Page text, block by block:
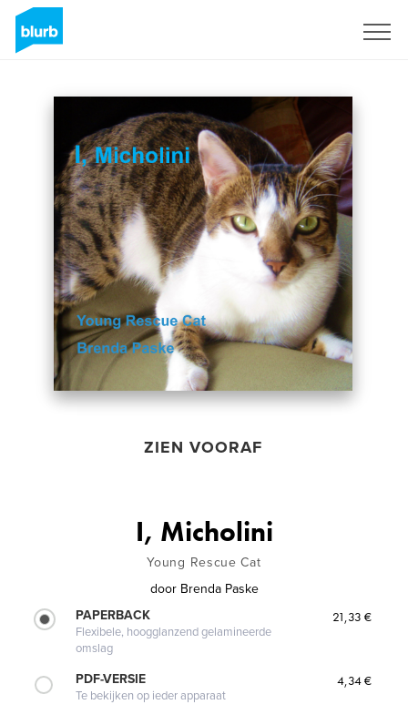
ZIEN VOORAF
I, Micholini
Young Rescue Cat
door Brenda Paske
PAPERBACK
Flexibele, hoogglanzend gelamineerde
omslag
21,33 €
PDF-VERSIE
Te bekijken op ieder apparaat
4,34 €